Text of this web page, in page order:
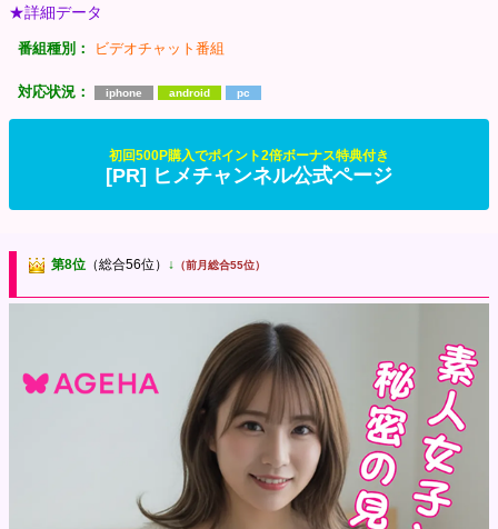
★詳細データ
番組種別： ビデオチャット番組
対応状況： iphone android pc
初回500P購入でポイント2倍ボーナス特典付き
[PR] ヒメチャンネル公式ページ
第8位 （総合56位） ↓ （前月総合55位）